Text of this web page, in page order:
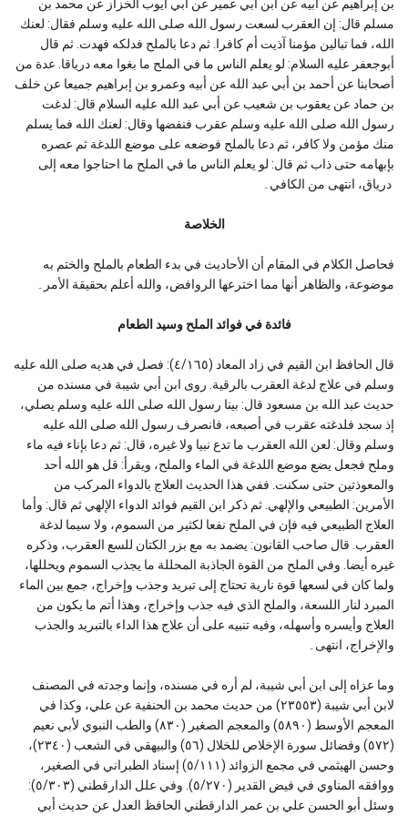
بن إبراهيم عن أبيه عن ابن أبي عمير عن أبي أيوب الخزاز عن محمد بن
مسلم قال: إن العقرب لسعت رسول الله صلى الله عليه وسلم فقال: لعنك
الله، فما تبالين مؤمنا آذيت أم كافرا. ثم دعا بالملح فدلكه فهدت. ثم قال
أبوجعفر عليه السلام: لو يعلم الناس ما في الملح ما بغوا معه درياقا. عدة من
أصحابنا عن أحمد بن أبي عبد الله عن أبيه وعمرو بن إبراهيم جميعا عن خلف
بن حماد عن يعقوب بن شعيب عن أبي عبد الله عليه السلام قال: لدغت
رسول الله صلى الله عليه وسلم عقرب فنفضها وقال: لعنك الله فما يسلم
منك مؤمن ولا كافر، ثم دعا بالملح فوضعه على موضع اللدغة ثم عصره
بإبهامه حتى ذاب ثم قال: لو يعلم الناس ما في الملح ما احتاجوا معه إلى
الخلاصة
فحاصل الكلام في المقام أن الأحاديث في بدء الطعام بالملح والختم به
موضوعة، والظاهر أنها مما اخترعها الروافض، والله أعلم بحقيقة الأمر۔
فائدة في فوائد الملح وسيد الطعام
قال الحافظ ابن القيم في زاد المعاد (٤/١٦٥): فصل في هديه صلى الله عليه
وسلم في علاج لدغة العقرب بالرقية. روى ابن أبي شيبة في مسنده من
حديث عبد الله بن مسعود قال: بينا رسول الله صلى الله عليه وسلم يصلي،
إذ سجد فلدغته عقرب في أصبعه، فانصرف رسول الله صلى الله عليه
وسلم وقال: لعن الله العقرب ما تدع نبيا ولا غيره، قال: ثم دعا بإناء فيه ماء
وملح فجعل يضع موضع اللدغة في الماء والملح، ويقرأ: قل هو الله أحد
والمعوذتين حتى سكنت. ففي هذا الحديث العلاج بالدواء المركب من
الأمرين: الطبيعي والإلهي. ثم ذكر ابن القيم فوائد الدواء الإلهي ثم قال: وأما
العلاج الطبيعي فيه فإن في الملح نفعا لكثير من السموم، ولا سيما لدغة
العقرب. قال صاحب القانون: يضمد به مع بزر الكتان للسع العقرب، وذكره
غيره أيضا. وفي الملح من القوة الجاذبة المحللة ما يجذب السموم ويحللها،
ولما كان في لسعها قوة نارية تحتاج إلى تبريد وجذب وإخراج، جمع بين الماء
المبرد لنار اللسعة، والملح الذي فيه جذب وإخراج، وهذا أتم ما يكون من
العلاج وأيسره وأسهله، وفيه تنبيه على أن علاج هذا الداء بالتبريد والجذب
والإخراج، انتهى۔
وما عزاه إلى ابن أبي شيبة، لم أره في مسنده، وإنما وجدته في المصنف
لابن أبي شيبة (٢٣٥٥٣) من حديث محمد بن الحنفية عن علي، وكذا في
المعجم الأوسط (٥٨٩٠) والمعجم الصغير (٨٣٠) والطب النبوي لأبي نعيم
(٥٧٢) وفضائل سورة الإخلاص للخلال (٥٦) والبيهقي في الشعب (٢٣٤٠)،
وحسن الهيثمي في مجمع الزوائد (٥/١١١) إسناد الطبراني في الصغير،
ووافقه المناوي في فيض القدير (٥/٢٧٠). وفي علل الدارقطني (٥/٣٠٣):
وسئل أبو الحسن علي بن عمر الدارقطني الحافظ العدل عن حديث أبي